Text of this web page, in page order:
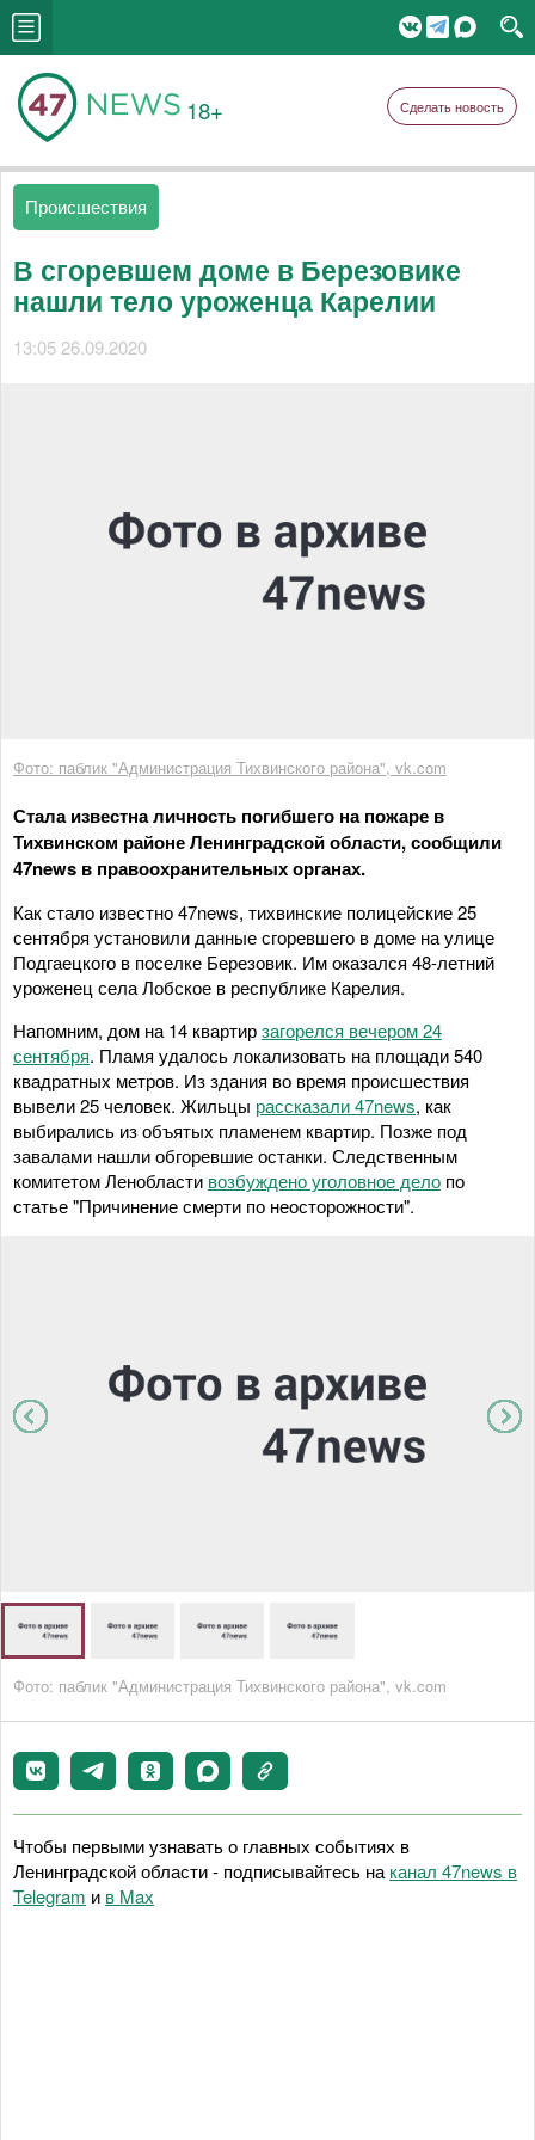
18+ Сделать новость
Происшествия
В сгоревшем доме в Березовике
нашли тело уроженца Карелии
13:05 26.09.2020
Фото: паблик "Администрация Тихвинского района", vk.com
Стала известна личность погибшего на пожаре в
Тихвинском районе Ленинградской области, сообщили
47news в правоохранительных органах.
Как стало известно 47news, тихвинские полицейские 25
сентября установили данные сгоревшего в доме на улице
Подгаецкого в поселке Березовик. Им оказался 48-летний
уроженец села Лобское в республике Карелия.
Напомним, дом на 14 квартирзагорелся вечером 24
сентября. Пламя удалось локализовать на площади 540
квадратных метров. Из здания во время происшествия
вывели 25 человек. Жильцы рассказали 47news, как
выбирались из объятых пламенем квартир. Позже под
завалами нашли обгоревшие останки. Следственным
комитетом Ленобласти возбуждено уголовное дело по
статье "Причинение смерти по неосторожности".
Фото: паблик "Администрация Тихвинского района", vk.com
Чтобы первыми узнавать о главных событиях в
Ленинградской области - подписывайтесь на канал 47news в
Telegram и в Maх